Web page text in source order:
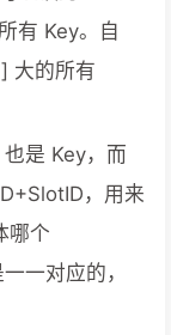
有 Key。自
大的所有
是 Key，而
，用来
哪个
一对应的，